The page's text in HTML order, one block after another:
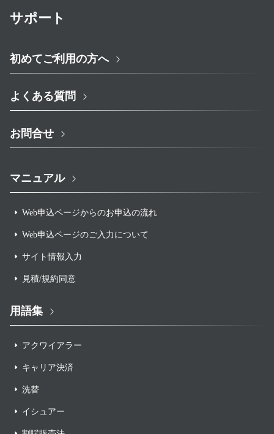
サポート
初めてご利用の方へ
よくある質問
お問合せ
マニュアル
Web申込ページからのお申込の流れ
Web申込ページのご入力について
サイト情報入力
見積/規約同意
用語集
アクワイアラー
キャリア決済
洗替
イシュアー